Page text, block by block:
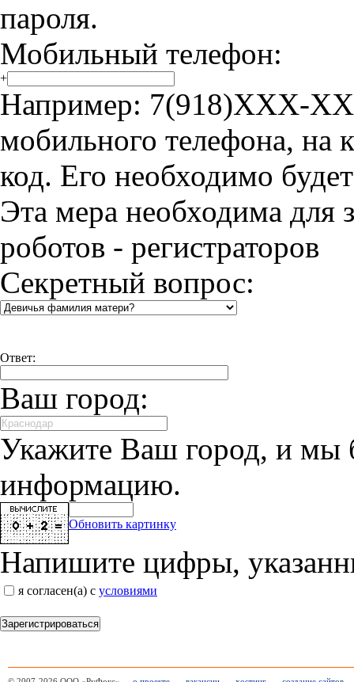
пароля.
Мобильный телефон:
+
Например: 7(918)XXX-
мобильного телефона, на
код. Его необходимо
Эта мера необходима для
роботов - регистраторов
Секретный вопрос:
Ответ:
Ваш город:
Укажите Ваш город, и мы
информацию.
Обновить картинку
Напишите цифры,
я согласен(а) с условиями
Зарегистрироваться